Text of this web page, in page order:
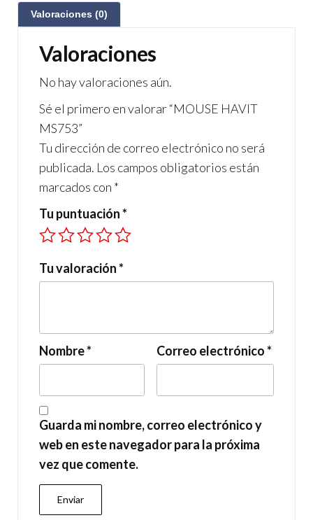
e
b
o
o
k
ail gr
a
m
s
A
p
p
Valoraciones (0)
Valoraciones
No hay valoraciones aún.
Sé el primero en valorar “MOUSE HAVIT
MS753”
Tu dirección de correo electrónico no será
publicada. Los campos obligatorios están
marcados con *
Tu puntuación*
Tu valoración*
Nombre* Correo electrónico*
Guarda mi nombre, correo electrónico y
web en este navegador para la próxima
vez que comente.